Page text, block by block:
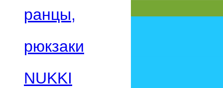
ранцы,
рюкзаки
NUKKI